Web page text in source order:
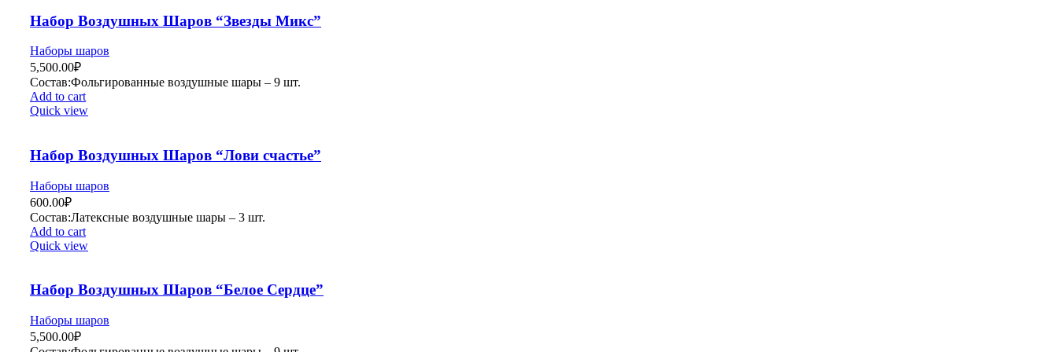
Набор Воздушных Шаров “Звезды Микс”
Наборы шаров
5,500.00₽
Состав:Фольгированные воздушные шары – 9 шт.
Add to cart
Quick view
Набор Воздушных Шаров “Лови счастье”
Наборы шаров
600.00₽
Состав:Латексные воздушные шары – 3 шт.
Add to cart
Quick view
Набор Воздушных Шаров “Белое Сердце”
Наборы шаров
5,500.00₽